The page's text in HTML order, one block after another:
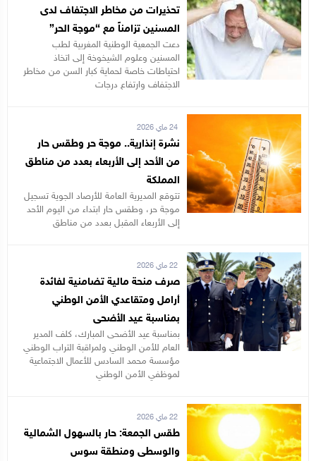
تحذيرات من مخاطر الاجتفاف لدى
المسنين تزامناً مع “موجة الحر”
دعت الجمعية الوطنية المغربية لطب
المسنين وعلوم الشيخوخة إلى اتخاذ
احتياطات خاصة لحماية كبار السن من مخاطر
الاجتفاف وارتفاع درجات
24 ماي 2026
نشرة إنذارية.. موجة حر وطقس حار
من الأحد إلى الأربعاء بعدد من مناطق
المملكة
تتوقع المديرية العامة للأرصاد الجوية تسجيل
موجة حر، وطقس حار ابتداء من اليوم الأحد
إلى الأربعاء المقبل بعدد من مناطق
22 ماي 2026
صرف منحة مالية تضامنية لفائدة
أرامل ومتقاعدي الأمن الوطني
بمناسبة عيد الأضحى
بمناسبة عيد الأضحى المبارك، كلف المدير
العام للأمن الوطني ولمراقبة التراب الوطني
مؤسسة محمد السادس للأعمال الاجتماعية
لموظفي الأمن الوطني
22 ماي 2026
طقس الجمعة: حار بالسهول الشمالية
والوسطى ومنطقة سوس